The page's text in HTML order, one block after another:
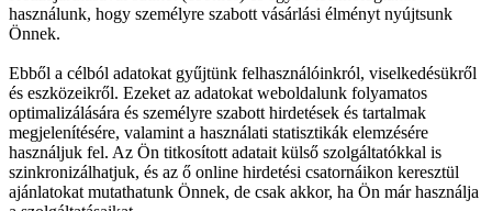
használunk, hogy személyre szabott vásárlási élményt nyújtsunk
Önnek.
Ebből a célból adatokat gyűjtünk felhasználóinkról, viselkedésükről
és eszközeikről. Ezeket az adatokat weboldalunk folyamatos
optimalizálására és személyre szabott hirdetések és tartalmak
megjelenítésére, valamint a használati statisztikák elemzésére
használjuk fel. Az Ön titkosított adatait külső szolgáltatókkal is
szinkronizálhatjuk, és az ő online hirdetési csatornáikon keresztül
ajánlatokat mutathatunk Önnek, de csak akkor, ha Ön már használja